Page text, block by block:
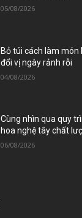
05/08/2026
Bỏ túi cách làm món
đổi vị ngày rảnh rỗi
04/08/2026
Cùng nhìn qua quy
hoa nghệ tây chất
06/08/2026